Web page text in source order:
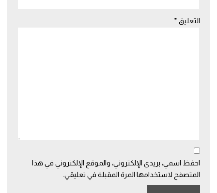
التعليق *
احفظ اسمي، بريدي الإلكتروني، والموقع الإلكتروني في هذا
المتصفح لاستخدامها المرة المقبلة في تعليقي.